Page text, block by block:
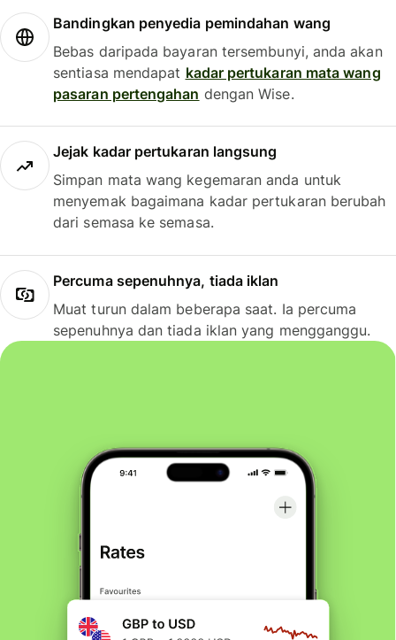
Bandingkan penyedia pemindahan wang
Bebas daripada bayaran tersembunyi, anda akan
sentiasa mendapat kadar pertukaran mata wang
pasaran pertengahan dengan Wise.
Jejak kadar pertukaran langsung
Simpan mata wang kegemaran anda untuk
menyemak bagaimana kadar pertukaran berubah
dari semasa ke semasa.
Percuma sepenuhnya, tiada iklan
Muat turun dalam beberapa saat. Ia percuma
sepenuhnya dan tiada iklan yang mengganggu.